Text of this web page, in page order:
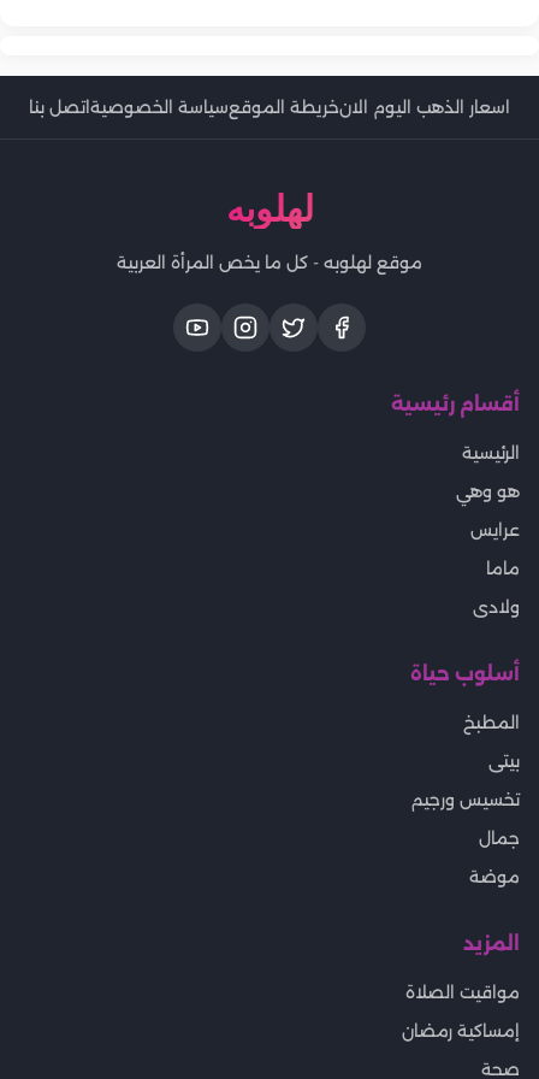
اسعار الذهب اليوم الانخريطة الموقعسياسة الخصوصيةاتصل بنا
لهلوبه
موقع لهلوبه - كل ما يخص المرأة العربية
أقسام رئيسية
الرئيسية
هو وهي
عرايس
ماما
ولادى
أسلوب حياة
المطبخ
بيتى
تخسيس ورجيم
جمال
موضة
المزيد
مواقيت الصلاة
إمساكية رمضان
صحة